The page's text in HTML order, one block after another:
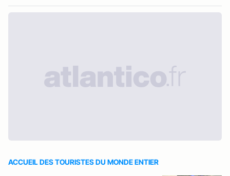
ACCUEIL DES TOURISTES DU MONDE ENTIER